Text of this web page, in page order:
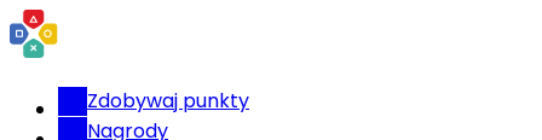
Zdobywaj punkty
Nagrody